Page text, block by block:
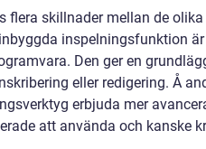
flera skillnader mellan de
inspelningsfunktion
Den ger en
eller redigering. Å
erbjuda mer
att använda och kanske